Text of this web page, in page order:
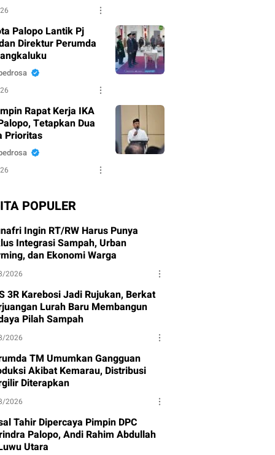
Palopo Lantik Pj
Direktur Perumda
Rapat Kerja IKA
Tetapkan Dua
Prioritas
POPULER
Ingin RT/RW Harus Punya
Integrasi Sampah, Urban
dan Ekonomi Warga
2026
3R Karebosi Jadi Rujukan, Berkat
Lurah Baru Membangun
Pilah Sampah
2026
TM Umumkan Gangguan
Akibat Kemarau, Distribusi
Diterapkan
2026
Tahir Dipercaya Pimpin DPC
Palopo, Andi Rahim Abdullah
Utara